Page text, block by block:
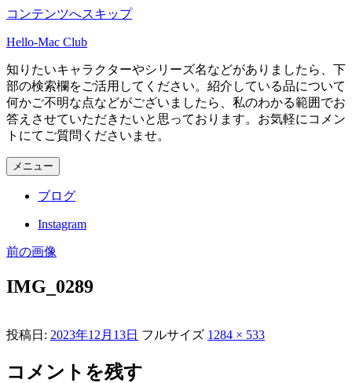
コンテンツへスキップ
Hello-Mac Club
知りたいキャラクターやシリーズ名などがありましたら、下
部の検索欄をご活用してください。紹介している品について
何かご不明な点などがございましたら、私のわかる範囲でお
答えさせていただきたいと思っております。お気軽にコメン
トにてご質問くださいませ。
メニュー
ブログ
Instagram
前の画像
IMG_0289
投稿日: 2023年12月13日 フルサイズ 1284 × 533
コメントを残す